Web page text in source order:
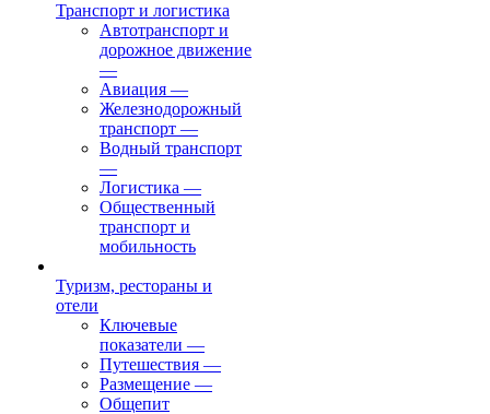
Транспорт и логистика
Автотранспорт и
дорожное движение
—
Авиация —
Железнодорожный
транспорт —
Водный транспорт
—
Логистика —
Общественный
транспорт и
мобильность
Туризм, рестораны и
отели
Ключевые
показатели —
Путешествия —
Размещение —
Общепит